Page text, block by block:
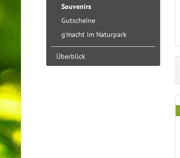
Souvenirs
Gutscheine
g'macht im Naturpark
Überblick